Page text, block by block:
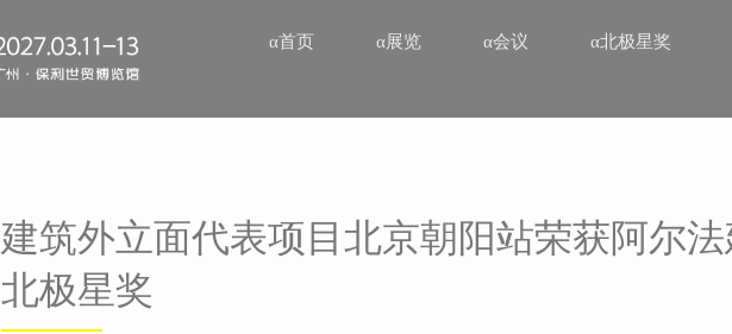
α首页 α展览 α会议 α北极星奖
建筑外立面代表项目北京朝阳站荣获阿尔
北极星奖